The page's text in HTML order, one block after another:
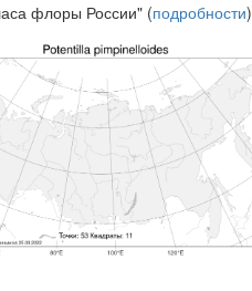
флоры России" (подробности)